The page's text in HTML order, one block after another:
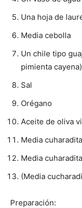
Una hoja de
Media cebolla
Un chile tipo
pimienta cayena)
Sal
Orégano
Aceite de oliva
Media
Media
(Media
Preparación: